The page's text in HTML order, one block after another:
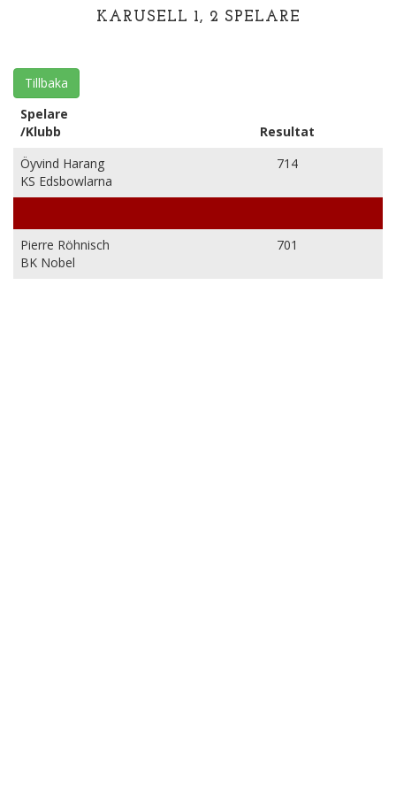
KARUSELL 1, 2 SPELARE
Tillbaka
Spelare
/Klubb
Resultat
Öyvind Harang
KS Edsbowlarna
714
Pierre Röhnisch
BK Nobel
701